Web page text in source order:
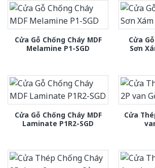
Cửa Gỗ Chống Cháy MDF
Melamine P1-SGD
Cửa
Sơn
Cửa Gỗ Chống Cháy MDF
Laminate P1R2-SGD
Cửa